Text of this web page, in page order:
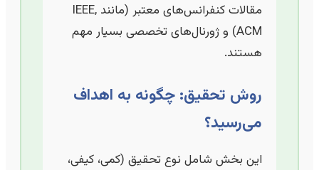
مقالات کنفرانس‌های معتبر (مانند IEEE,
ACM) و ژورنال‌های تخصصی بسیار مهم
هستند.
روش تحقیق: چگونه به اهداف
می‌رسید؟
این بخش شامل نوع تحقیق (کمی، کیفی،